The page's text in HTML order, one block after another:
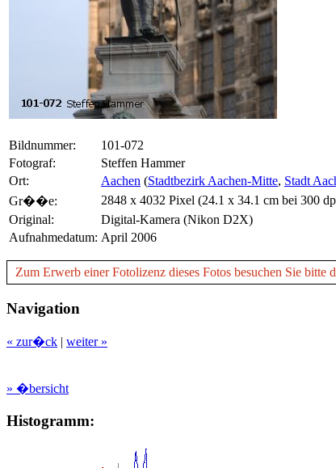
Bildnummer:
101-072
Fotograf:
Steffen Hammer
Ort:
Aachen (Stadtbezirk Aachen-Mitte, Stadt
Gr��e:
2848 x 4032 Pixel (24.1 x 34.1 cm bei 300
Original:
Digital-Kamera (Nikon D2X)
Aufnahmedatum: April 2006
Zum Erwerb einer Fotolizenz dieses Fotos besuchen Sie bitte
Navigation
« zur�ck | weiter »
» �bersicht
Histogramm: